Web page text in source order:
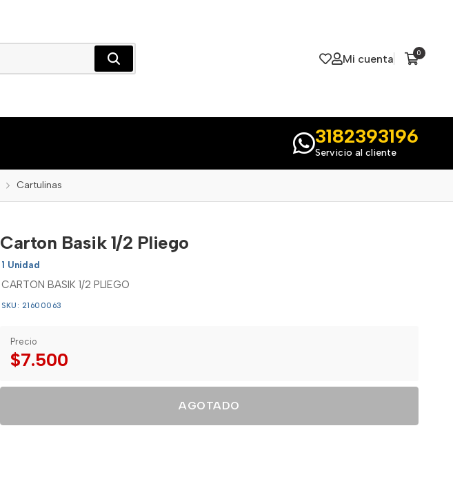
Mi cuenta 0
3182393196
Servicio al cliente
Cartulinas
Carton Basik 1/2 Pliego
1 Unidad
CARTON BASIK 1/2 PLIEGO
SKU: 21600063
Precio
$7.500
AGOTADO